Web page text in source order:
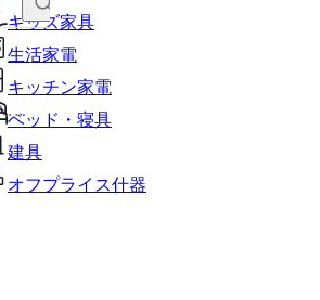
キッズ家具
生活家電
キッチン家電
ベッド・寝具
建具
オフプライス什器
ー